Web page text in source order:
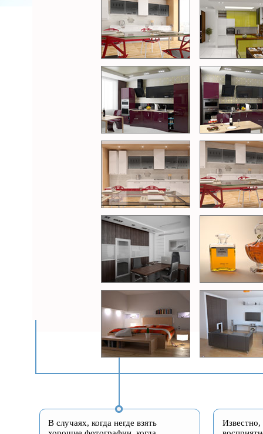
В случаях, когда негде взять
Известно,